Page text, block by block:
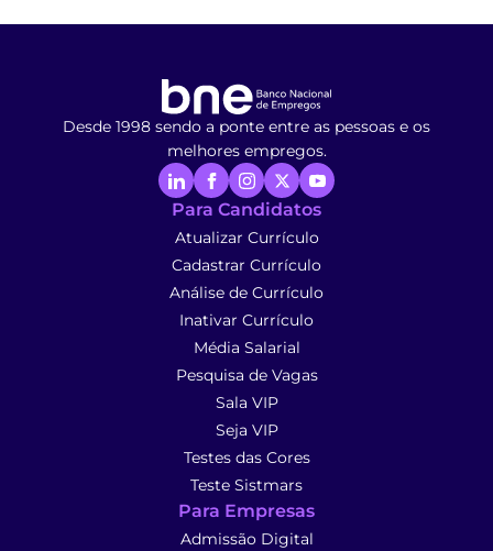
Desde 1998 sendo a ponte entre as pessoas e os
melhores empregos.
Para Candidatos
Atualizar Currículo
Cadastrar Currículo
Análise de Currículo
Inativar Currículo
Média Salarial
Pesquisa de Vagas
Sala VIP
Seja VIP
Testes das Cores
Teste Sistmars
Para Empresas
Admissão Digital